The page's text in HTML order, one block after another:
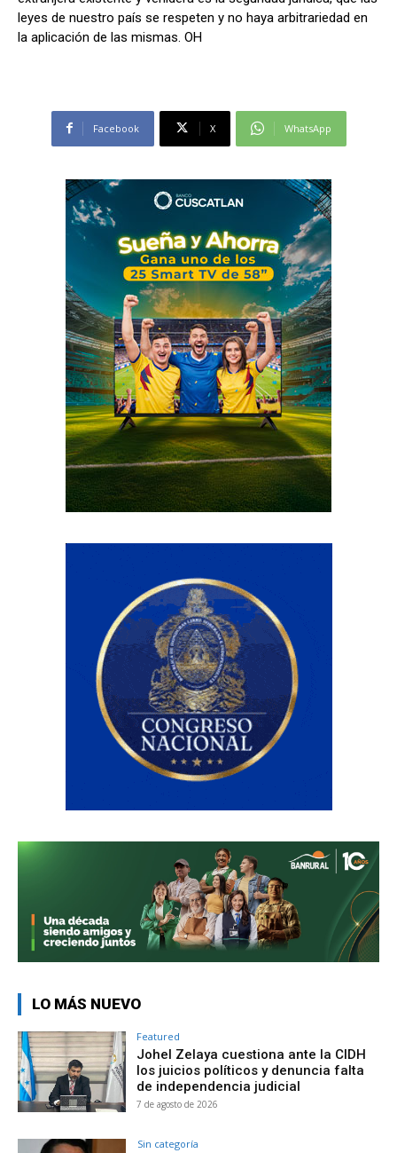
leyes de nuestro país se respeten y no haya arbitrariedad en
la aplicación de las mismas. OH
Facebook X WhatsApp
LO MÁS NUEVO
Featured
Johel Zelaya cuestiona ante la CIDH
los juicios políticos y denuncia falta
de independencia judicial
7 de agosto de 2026
Sin categoría